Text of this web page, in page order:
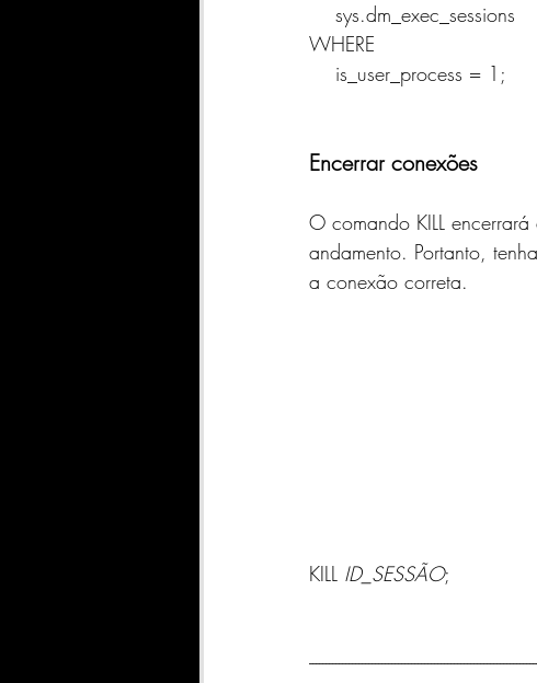
    sys.dm_exec_sessions
WHERE
    is_user_process = 1;
Encerrar conexões
O comando KILL
andamento. Portanto,
a conexão correta.
KILL ID_SESSÃO;